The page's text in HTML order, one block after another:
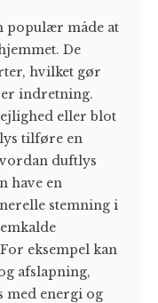
populær måde at
De
hvilket gør
indretning.
eller blot
tilføre en
duftlys
have en
stemning i
eksempel kan
afslapning,
med energi og